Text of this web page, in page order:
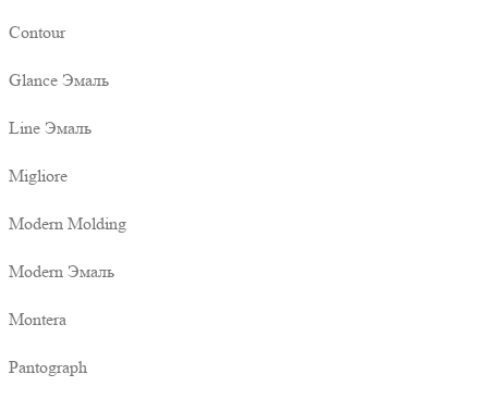
Contour
Glance Эмаль
Line Эмаль
Migliore
Modern Molding
Modern Эмаль
Montera
Pantograph